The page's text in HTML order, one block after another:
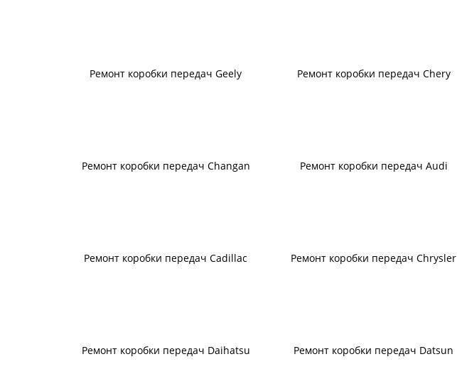
Ремонт коробки передач Geely Ремонт коробки передач Chery
Ремонт коробки передач Changan Ремонт коробки передач Audi
Ремонт коробки передач Cadillac Ремонт коробки передач Chrysler
Ремонт коробки передач Daihatsu Ремонт коробки передач Datsun